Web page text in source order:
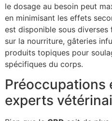
le dosage au besoin peut
en minimisant les effets
est disponible sous diverses
sur la nourriture, gâteries
produits topiques pour
spécifiques du corps.
Préoccupations
experts